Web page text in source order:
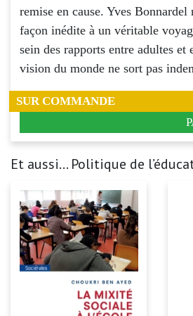
remise en cause. Yves Bonnardel
façon inédite à un véritable
sein des rapports entre adultes et
vision du monde ne sort pas
SUR COMMANDE
Et aussi... Politique de